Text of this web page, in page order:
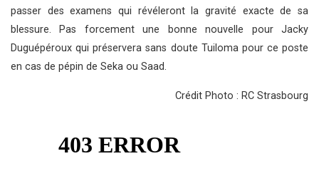
passer des examens qui révéleront la gravité exacte de sa
blessure. Pas forcement une bonne nouvelle pour Jacky
Duguépéroux qui préservera sans doute Tuiloma pour ce poste
en cas de pépin de Seka ou Saad.
Crédit Photo : RC Strasbourg